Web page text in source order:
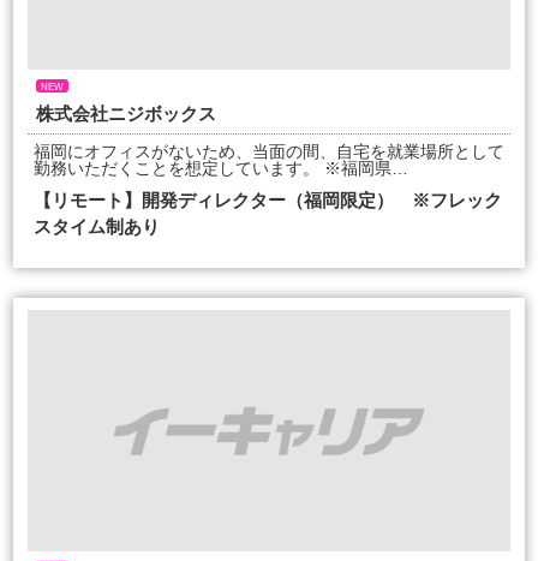
NEW
株式会社ニジボックス
福岡にオフィスがないため、当面の間、自宅を就業場所として
勤務いただくことを想定しています。 ※福岡県…
【リモート】開発ディレクター（福岡限定） ※フレック
スタイム制あり